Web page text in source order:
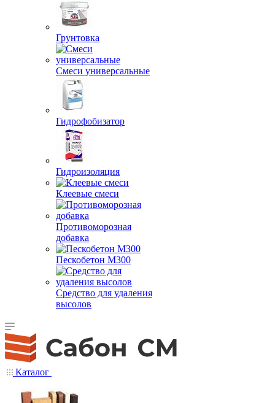
Грунтовка
Смеси универсальные
Гидрофобизатор
Гидроизоляция
Клеевые смеси
Противоморозная
добавка
Пескобетон М300
Средство для удаления
высолов
Каталог